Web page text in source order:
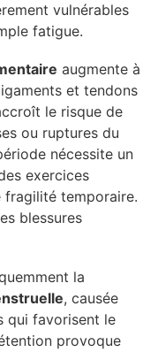
vulnérables
fatigue.
augmente à
et tendons
le risque de
ou ruptures du
nécessite un
exercices
fragilité temporaire.
blessures
la
, causée
qui favorisent le
provoque